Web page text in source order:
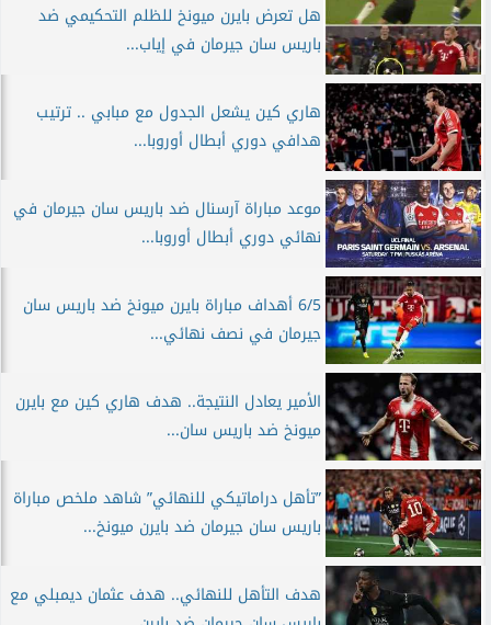
هل تعرض بايرن ميونخ للظلم التحكيمي ضد
باريس سان جيرمان في إياب...
هاري كين يشعل الجدول مع مبابي .. ترتيب
هدافي دوري أبطال أوروبا...
موعد مباراة آرسنال ضد باريس سان جيرمان في
نهائي دوري أبطال أوروبا...
6/5 أهداف مباراة بايرن ميونخ ضد باريس سان
جيرمان في نصف نهائي...
الأمير يعادل النتيجة.. هدف هاري كين مع بايرن
ميونخ ضد باريس سان...
”تأهل دراماتيكي للنهائي” شاهد ملخص مباراة
باريس سان جيرمان ضد بايرن ميونخ...
هدف التأهل للنهائي.. هدف عثمان ديمبلي مع